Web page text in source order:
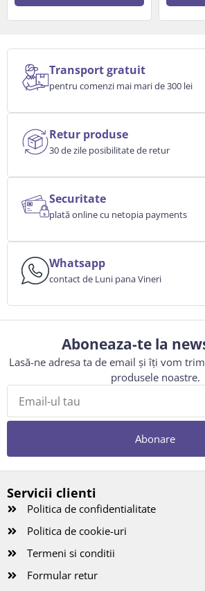
Transport gratuit
pentru comenzi mai mari de 300 lei
Retur produse
30 de zile posibilitate de retur
Securitate
plată online cu netopia payments
Whatsapp
contact de Luni pana Vineri
Aboneaza-te la
Lasă-ne adresa ta de email și îți vom
produsele noastre.
Abonare
Servicii clienti
Politica de confidentialitate
Politica de cookie-uri
Termeni si conditii
Formular retur